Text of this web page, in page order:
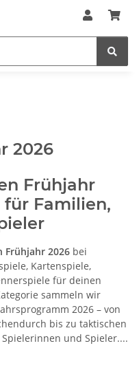
2026
Frühjahr
für Familien,
Frühjahr 2026 bei
Kartenspiele,
für deinen
sammeln wir
2026 – von
bis zu taktischen
und Spieler....